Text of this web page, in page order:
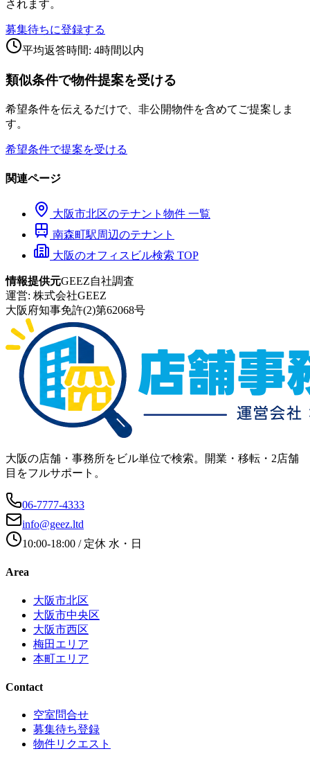
されます。
募集待ちに登録する
平均返答時間: 4時間以内
類似条件で物件提案を受ける
希望条件を伝えるだけで、非公開物件を含めてご提案しま
す。
希望条件で提案を受ける
関連ページ
大阪市北区のテナント物件 一覧
南森町駅周辺のテナント
大阪のオフィスビル検索 TOP
情報提供元GEEZ自社調査
運営: 株式会社GEEZ
大阪府知事免許(2)第62068号
大阪の店舗・事務所をビル単位で検索。開業・移転・2店舗
目をフルサポート。
06-7777-4333
info@geez.ltd
10:00-18:00 / 定休 水・日
Area
大阪市北区
大阪市中央区
大阪市西区
梅田エリア
本町エリア
Contact
空室問合せ
募集待ち登録
物件リクエスト